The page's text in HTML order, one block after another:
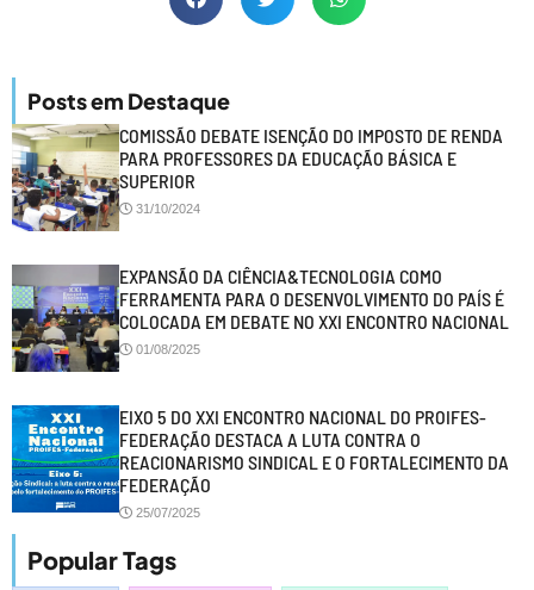
Posts em Destaque
COMISSÃO DEBATE ISENÇÃO DO IMPOSTO DE RENDA
PARA PROFESSORES DA EDUCAÇÃO BÁSICA E
SUPERIOR
31/10/2024
EXPANSÃO DA CIÊNCIA&TECNOLOGIA COMO
FERRAMENTA PARA O DESENVOLVIMENTO DO PAÍS É
COLOCADA EM DEBATE NO XXI ENCONTRO NACIONAL
01/08/2025
EIXO 5 DO XXI ENCONTRO NACIONAL DO PROIFES-
FEDERAÇÃO DESTACA A LUTA CONTRA O
REACIONARISMO SINDICAL E O FORTALECIMENTO DA
FEDERAÇÃO
25/07/2025
Popular Tags